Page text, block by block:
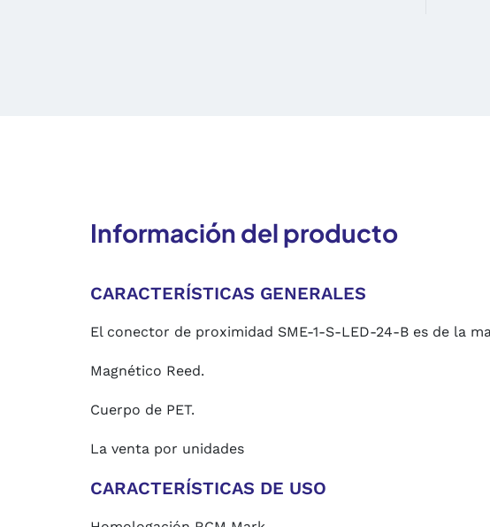
Información del producto
CARACTERÍSTICAS GENERALES
El conector de proximidad SME-1-S-LED-24-B es de la
Magnético Reed.
Cuerpo de PET.
La venta por unidades
CARACTERÍSTICAS DE USO